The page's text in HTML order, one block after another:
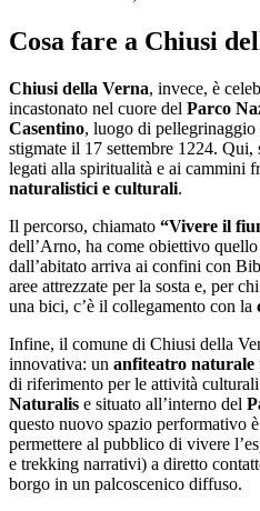
Cosa fare a Chiusi
Chiusi della Verna, invece, è
incastonato nel cuore del Parco
Casentino, luogo di pellegrinaggio
stigmate il 17 settembre 1224. Qui,
legati alla spiritualità e ai cammini
naturalistici e culturali.
Il percorso, chiamato “Vivere il
dell’Arno, ha come obiettivo
dall’abitato arriva ai confini con
aree attrezzate per la sosta e, per
una bici, c’è il collegamento con la
Infine, il comune di Chiusi della
innovativa: un anfiteatro naturale
di riferimento per le attività
Naturalis e situato all’interno del
questo nuovo spazio performativo
permettere al pubblico di vivere
e trekking narrativi) a diretto
borgo in un palcoscenico diffuso.